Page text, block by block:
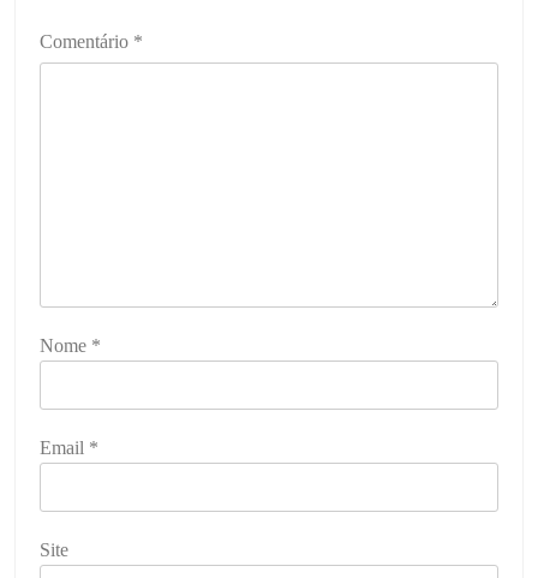
Comentário *
Nome *
Email *
Site